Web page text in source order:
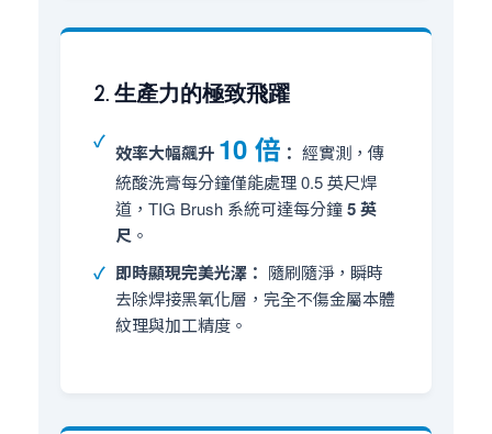
2. 生產力的極致飛躍
效率大幅飆升 10 倍 ： 經實測，傳
統酸洗膏每分鐘僅能處理 0.5 英尺焊
道，TIG Brush 系統可達每分鐘5 英
尺 。
即時顯現完美光澤： 隨刷隨淨，瞬時
去除焊接黑氧化層，完全不傷金屬本體
紋理與加工精度。